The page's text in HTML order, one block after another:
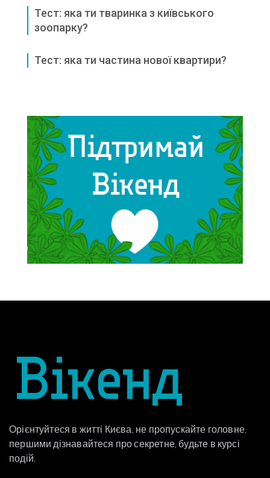
Тест: яка ти тваринка з київського
зоопарку?
Тест: яка ти частина нової квартири?
Орієнтуйтеся в житті Києва, не пропускайте головне,
першими дізнавайтеся про секретне, будьте в курсі
подій.